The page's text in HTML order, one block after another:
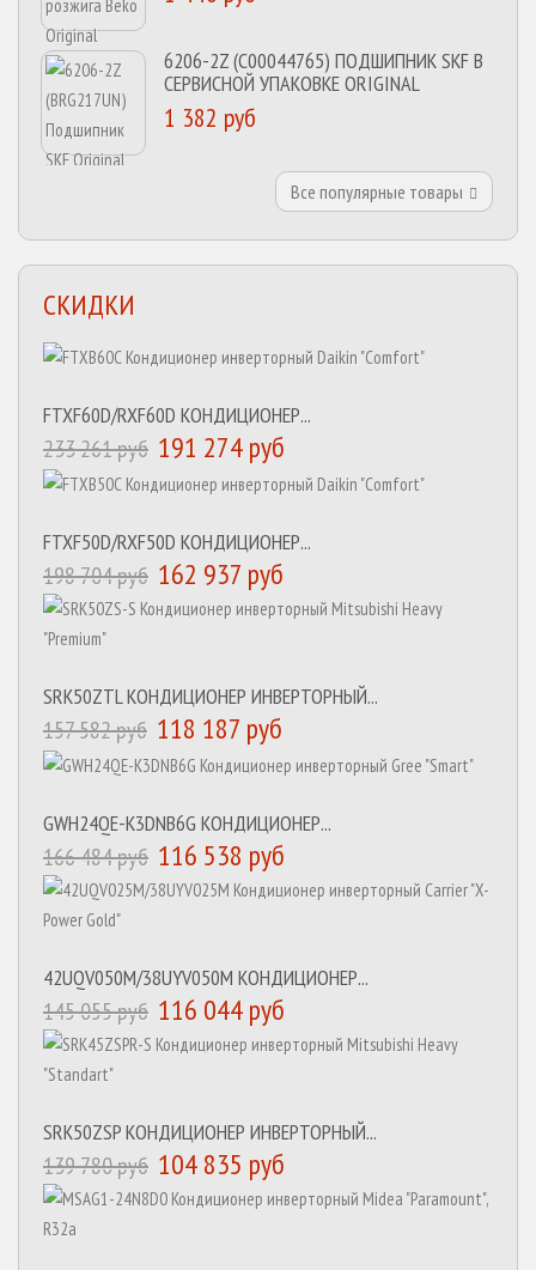
6206-2Z (C00044765) ПОДШИПНИК SKF В
СЕРВИСНОЙ УПАКОВКЕ ORIGINAL
1 382 руб
Все популярные товары
СКИДКИ
FTXF60D/RXF60D КОНДИЦИОНЕР...
233 261 руб 191 274 руб
FTXF50D/RXF50D КОНДИЦИОНЕР...
198 704 руб 162 937 руб
SRK50ZTL КОНДИЦИОНЕР ИНВЕРТОРНЫЙ...
157 582 руб 118 187 руб
GWH24QE-K3DNB6G КОНДИЦИОНЕР...
166 484 руб 116 538 руб
42UQV050M/38UYV050M КОНДИЦИОНЕР...
145 055 руб 116 044 руб
SRK50ZSP КОНДИЦИОНЕР ИНВЕРТОРНЫЙ...
139 780 руб 104 835 руб